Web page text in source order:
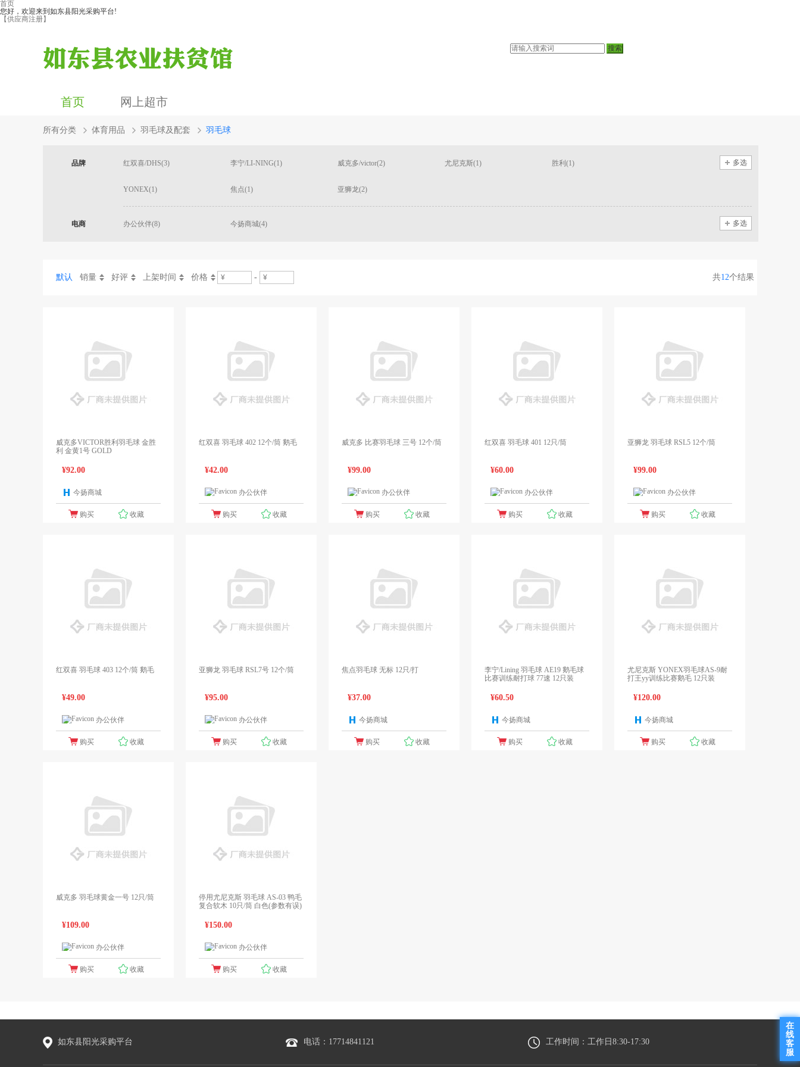
首页
您好，欢迎来到如东县阳光采购平台!
【供应商注册】
首页 网上超市
所有分类 体育用品 羽毛球及配套 羽毛球
品牌 多选
红双喜/DHS(3) 李宁/LI-NING(1) 威克多/victor(2) 尤尼克斯(1) 胜利(1)
YONEX(1) 焦点(1) 亚狮龙(2)
电商 多选
办公伙伴(8) 今扬商城(4)
默认 销量 好评 上架时间 价格 - 共12个结果
威克多VICTOR胜利羽毛球 金胜
利 金黄1号 GOLD
¥92.00
今扬商城
购买 收藏
红双喜 羽毛球 402 12个/筒 鹅毛
¥42.00
办公伙伴
购买 收藏
威克多 比赛羽毛球 三号 12个/筒
¥99.00
办公伙伴
购买 收藏
红双喜 羽毛球 401 12只/筒
¥60.00
办公伙伴
购买 收藏
亚狮龙 羽毛球 RSL5 12个/筒
¥99.00
办公伙伴
购买 收藏
红双喜 羽毛球 403 12个/筒 鹅毛
¥49.00
办公伙伴
购买 收藏
亚狮龙 羽毛球 RSL7号 12个/筒
¥95.00
办公伙伴
购买 收藏
焦点羽毛球 无标 12只/打
¥37.00
今扬商城
购买 收藏
李宁/Lining 羽毛球 AE19 鹅毛球
比赛训练耐打球 77速 12只装
¥60.50
今扬商城
购买 收藏
尤尼克斯 YONEX羽毛球AS-9耐
打王yy训练比赛鹅毛 12只装
¥120.00
今扬商城
购买 收藏
威克多 羽毛球黄金一号 12只/筒
¥109.00
办公伙伴
购买 收藏
停用尤尼克斯 羽毛球 AS-03 鸭毛
复合软木 10只/筒 白色(参数有误)
¥150.00
办公伙伴
购买 收藏
如东县阳光采购平台 电话：17714841121 工作时间：工作日8:30-17:30
在
线
客
服